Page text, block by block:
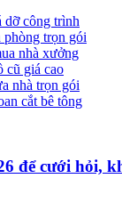
dỡ công trình
phòng trọn gói
nhà xưởng
cũ giá cao
nhà trọn gói
cắt bê tông
để cưới hỏi,